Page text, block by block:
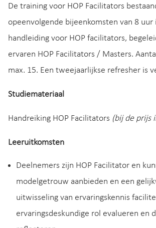
De training voor HOP Facilitators
opeenvolgende bijeenkomsten van 8 uur
handleiding voor HOP facilitators,
ervaren HOP Facilitators / Masters.
max. 15. Een tweejaarlijkse refresher is
Studiemateriaal
Handreiking HOP Facilitators (bij de prijs
Leeruitkomsten
Deelnemers zijn HOP Facilitator en
modelgetrouw aanbieden en een
uitwisseling van ervaringskennis
ervaringsdeskundige rol evalueren en